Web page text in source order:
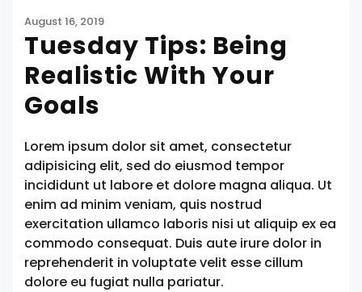
August 16, 2019
Tuesday Tips: Being
Realistic With Your
Goals
Lorem ipsum dolor sit amet, consectetur
adipisicing elit, sed do eiusmod tempor
incididunt ut labore et dolore magna aliqua. Ut
enim ad minim veniam, quis nostrud
exercitation ullamco laboris nisi ut aliquip ex ea
commodo consequat. Duis aute irure dolor in
reprehenderit in voluptate velit esse cillum
dolore eu fugiat nulla pariatur.